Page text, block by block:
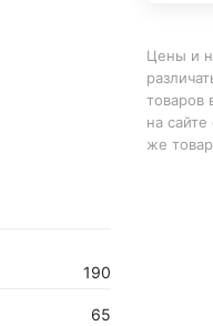
190
65
Цены и
товаров
на
же